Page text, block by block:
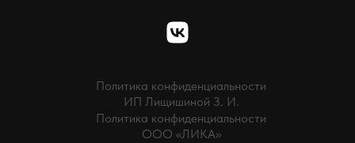
Политика конфиденциальности
ИП Лищишиной З. И.
Политика конфиденциальности
ООО «ЛИКА»